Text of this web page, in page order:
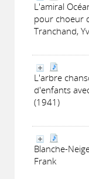
L'amiral
pour choeur
Tranchand,
L'arbre
d'enfants
(1941)
Blanche-
Frank